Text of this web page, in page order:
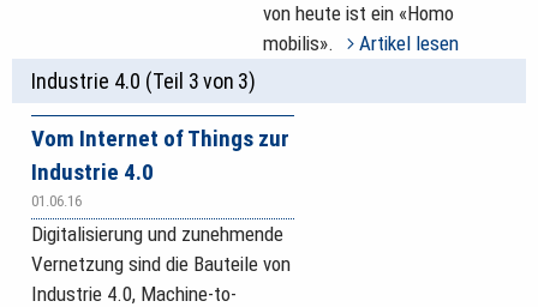
von heute ist ein «Homo
mobilis».
Artikel lesen
Industrie 4.0 (Teil 3 von 3)
Vom Internet of Things zur
Industrie 4.0
01.06.16
Digitalisierung und zunehmende
Vernetzung sind die Bauteile von
Industrie 4.0, Machine-to-